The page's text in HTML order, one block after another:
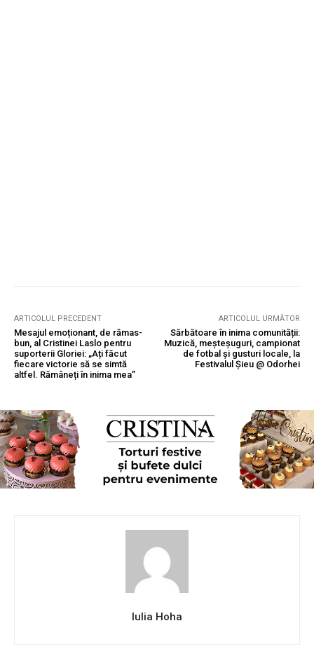
ARTICOLUL PRECEDENT
Mesajul emoționant, de rămas-
bun, al Cristinei Laslo pentru
suporterii Gloriei: „Ați făcut
fiecare victorie să se simtă
altfel. Rămâneți în inima mea”
ARTICOLUL URMĂTOR
Sărbătoare în inima comunității:
Muzică, meșteșuguri, campionat
de fotbal și gusturi locale, la
Festivalul Șieu @ Odorhei
Iulia Hoha